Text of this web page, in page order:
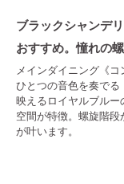
ブラックシャンデ
おすすめ。憧れの
メインダイニング《コ
ひとつの音色を奏で
映えるロイヤルブル
空間が特徴。螺旋階
が叶います。